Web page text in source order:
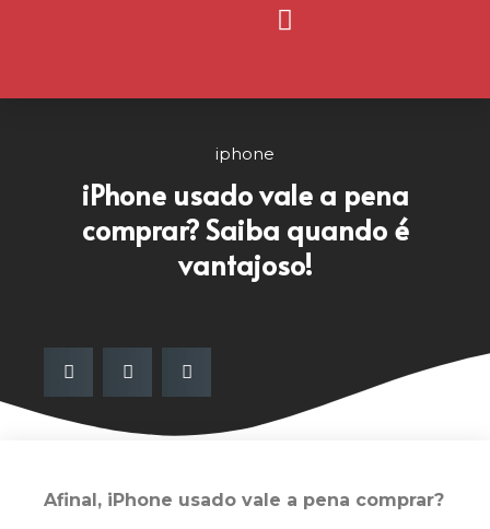
iphone
iPhone usado vale a pena
comprar? Saiba quando é
vantajoso!
Afinal, iPhone usado vale a pena comprar?